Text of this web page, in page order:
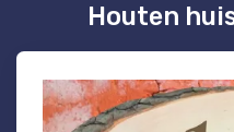
Houten